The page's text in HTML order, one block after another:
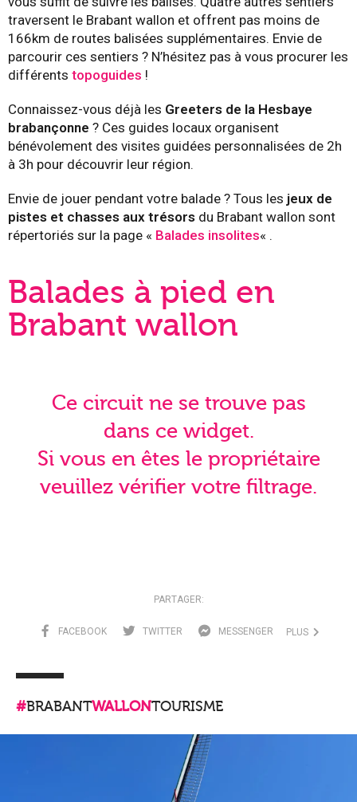
traversent le Brabant wallon et offrent pas moins de
166km de routes balisées supplémentaires. Envie de
parcourir ces sentiers ? N’hésitez pas à vous procurer les
différents topoguides !
Connaissez-vous déjà les Greeters de la Hesbaye
brabançonne ? Ces guides locaux organisent
bénévolement des visites guidées personnalisées de 2h
à 3h pour découvrir leur région.
Envie de jouer pendant votre balade ? Tous les jeux de
pistes et chasses aux trésors du Brabant wallon sont
répertoriés sur la page « Balades insolites« .
Balades à pied en
Brabant wallon
Ce circuit ne se trouve pas
dans ce widget.
Si vous en êtes le propriétaire
veuillez vérifier votre filtrage.
PARTAGER:
FACEBOOK TWITTER MESSENGER PLUS
#BRABANTWALLONTOURISME